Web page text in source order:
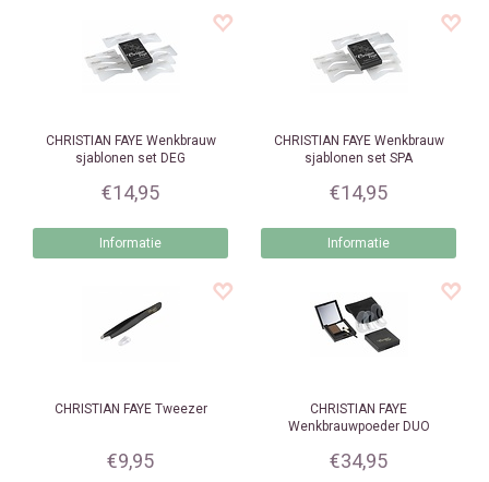
CHRISTIAN FAYEWenkbrauw
sjablonen set DEG
€14,95
Informatie
CHRISTIAN FAYEWenkbrauw
sjablonen set SPA
€14,95
Informatie
CHRISTIAN FAYETweezer
€9,95
CHRISTIAN FAYE
Wenkbrauwpoeder DUO
€34,95